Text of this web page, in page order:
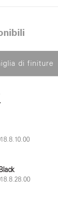
di finiture